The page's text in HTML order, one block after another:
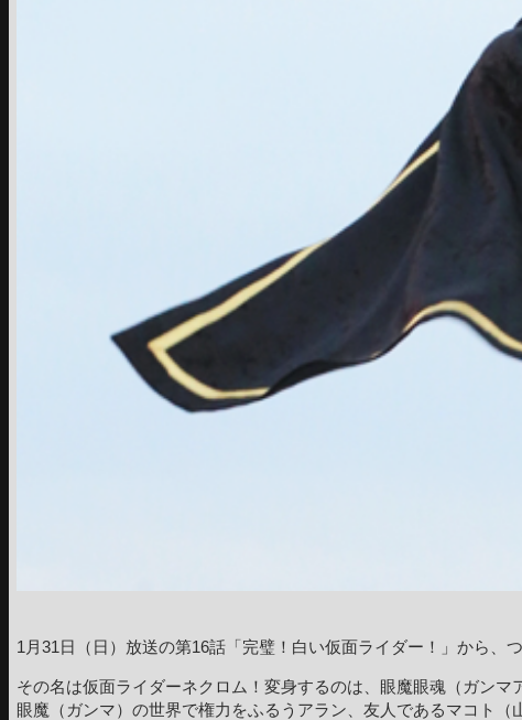
1月31日（日）放送の第16話「完璧！白い仮面ライダー！」から、
その名は仮面ライダーネクロム！変身するのは、眼魔眼魂（ガン
眼魔（ガンマ）の世界で権力をふるうアラン、友人であるマコト